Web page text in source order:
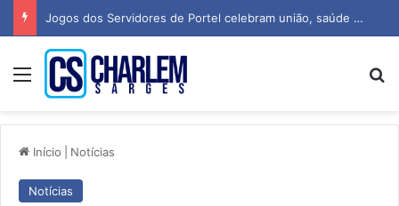
Jogos dos Servidores de Portel celebram união, saúde e espírito esportivo
Menu
Início Notícias
Notícias